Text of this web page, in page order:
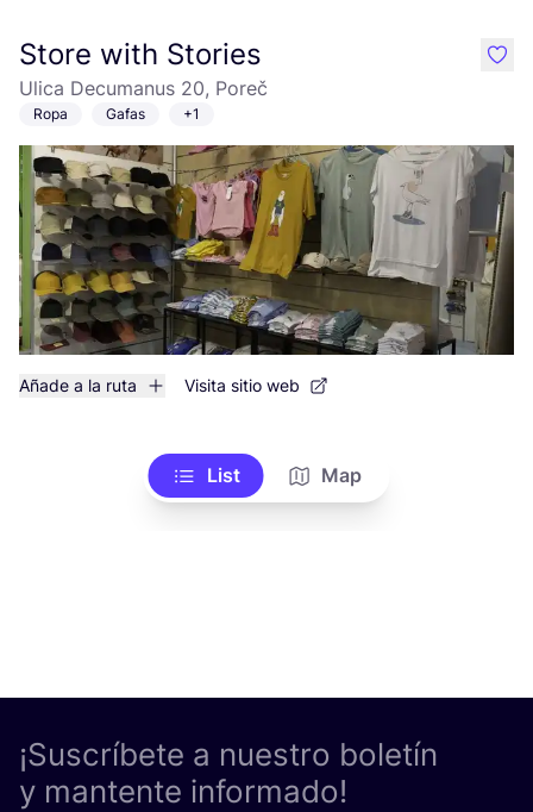
Store with Stories
Ulica Decumanus 20, Poreč
Ropa Gafas +1
Añade a la ruta Visita sitio web
like
List Map
¡Suscríbete a nuestro boletín
y mantente informado!